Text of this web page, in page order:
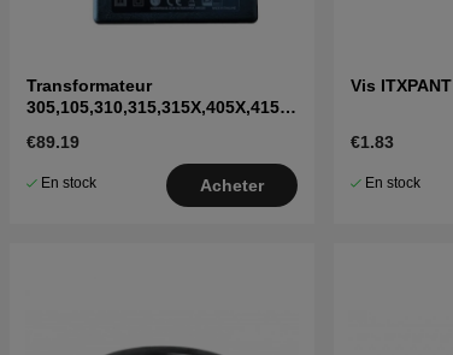
Transformateur
305,105,310,315,315X,405X,415X,
€89.19
En stock Acheter
Vis ITXPANT
€1.83
En stock